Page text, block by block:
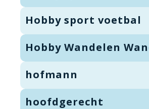
Hobby sport voetbal
Hobby Wandelen
hofmann
hoofdgerecht